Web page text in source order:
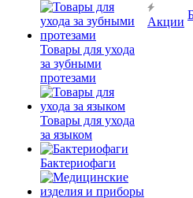
Товары для ухода
за зубными
протезами
Товары для ухода
за языком
Бактериофаги
Акции